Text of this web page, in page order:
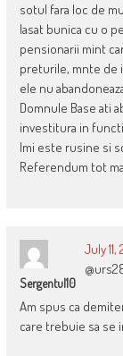
sotul fara loc de
lasat bunica cu o
pensionarii mint
preturile, mnte de
ele nu
Domnule Base ati
investitura in
Imi este rusine si
Referendum tot ma
Sergentul10
July 11,
Am spus ca
care trebuie sa se